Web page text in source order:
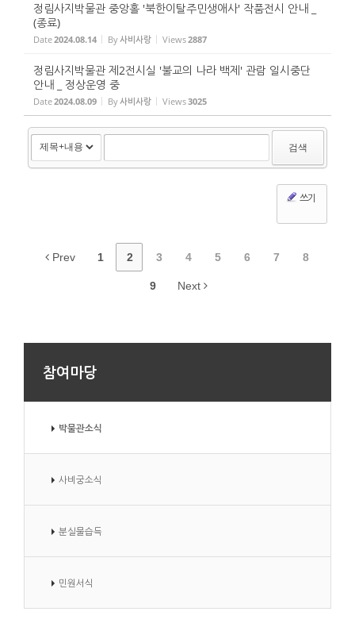
정림사지박물관 중앙홀 '북한이탈주민생애사' 작품전시 안내 _
(종료)
Date2024.08.14 By사비사랑 Views2887
정림사지박물관 제2전시실 '불교의 나라 백제' 관람 일시중단
안내 _ 정상운영 중
Date2024.08.09 By사비사랑 Views3025
검색
쓰기
Prev 1 2 3 4 5 6 7 8
9 Next
참여마당
박물관소식
사비궁소식
분실물습득
민원서식